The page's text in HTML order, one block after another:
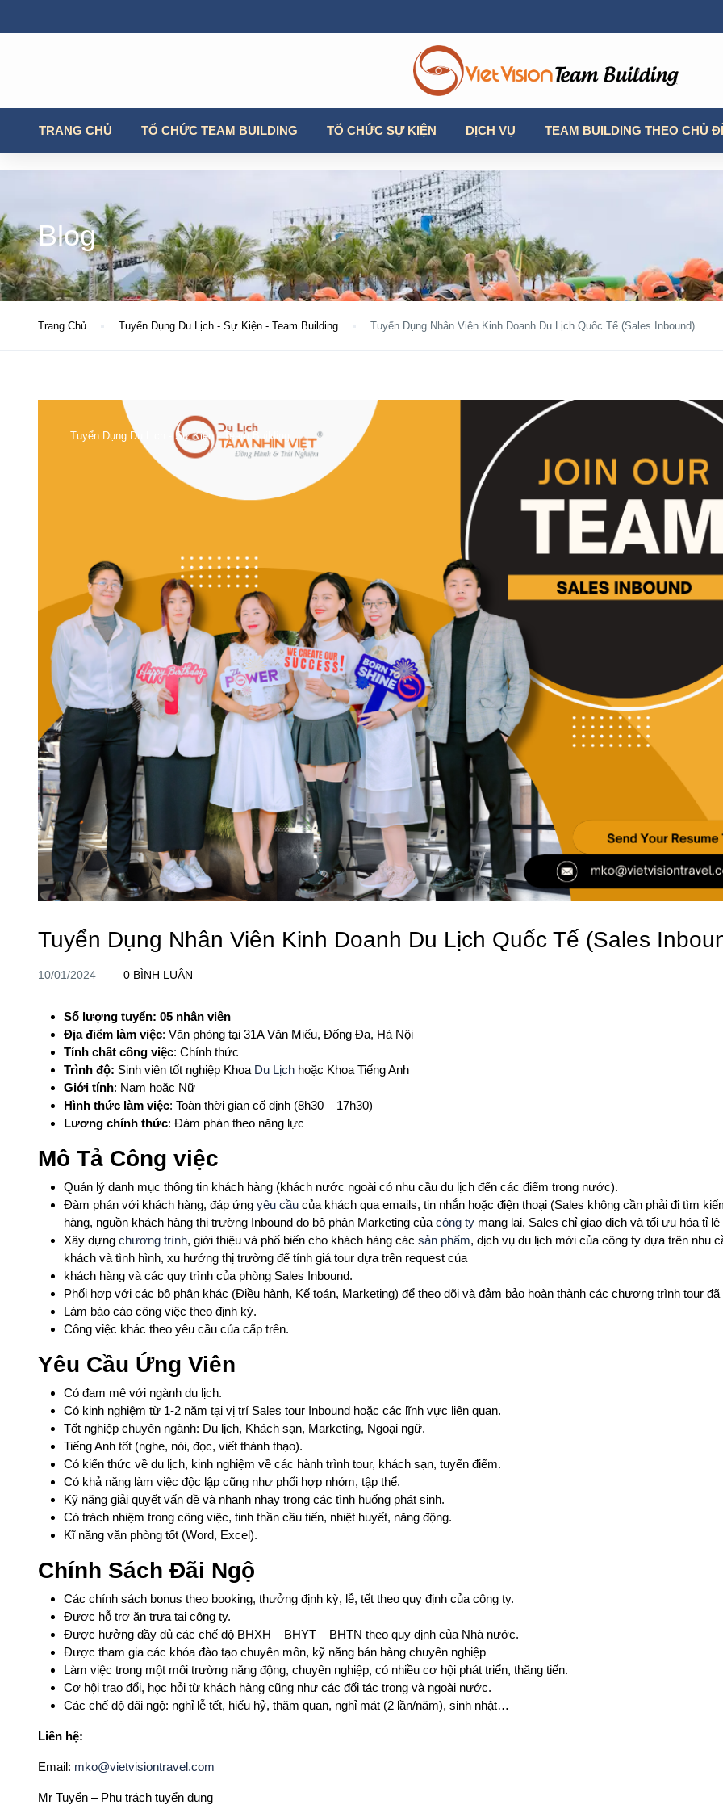
TRANG CHỦ TỔ CHỨC TEAM BUILDING TỔ CHỨC SỰ KIỆN DỊCH VỤ TEAM BUILDING THEO CHỦ
Blog
Trang Chủ Tuyển Dụng Du Lịch - Sự Kiện - Team Building Tuyển Dụng Nhân Viên Kinh Doanh Du Lịch Quốc Tế (Sales Inbound)
Tuyển Dụng Du Lịch - Sự Kiện - Team Building
Tuyển Dụng Nhân Viên Kinh Doanh Du Lịch Quốc Tế (Sales
10/01/2024 0 BÌNH LUẬN
Số lượng tuyển: 05 nhân viên
Địa điểm làm việc: Văn phòng tại 31A Văn Miếu, Đống Đa, Hà Nội
Tính chất công việc: Chính thức
Trình độ: Sinh viên tốt nghiệp Khoa Du Lịch hoặc Khoa Tiếng Anh
Giới tính: Nam hoặc Nữ
Hình thức làm việc: Toàn thời gian cố định (8h30 – 17h30)
Lương chính thức: Đàm phán theo năng lực
Mô Tả Công việc
Quản lý danh mục thông tin khách hàng (khách nước ngoài có nhu cầu du lịch đến các điểm trong nước).
Đàm phán với khách hàng, đáp ứng yêu cầu của khách qua emails, tin nhắn hoặc điện thoại (Sales không cần phải đi tìm
hàng, nguồn khách hàng thị trường Inbound do bộ phận Marketing của công ty mang lại, Sales chỉ giao dịch và tối ưu hóa tỉ
Xây dựng chương trình, giới thiệu và phổ biến cho khách hàng các sản phẩm, dịch vụ du lịch mới của công ty dựa trên nhu
khách và tình hình, xu hướng thị trường để tính giá tour dựa trên request của
khách hàng và các quy trình của phòng Sales Inbound.
Phối hợp với các bộ phận khác (Điều hành, Kế toán, Marketing) để theo dõi và đảm bảo hoàn thành các chương trình tour
Làm báo cáo công việc theo định kỳ.
Công việc khác theo yêu cầu của cấp trên.
Yêu Cầu Ứng Viên
Có đam mê với ngành du lịch.
Có kinh nghiệm từ 1-2 năm tại vị trí Sales tour Inbound hoặc các lĩnh vực liên quan.
Tốt nghiệp chuyên ngành: Du lịch, Khách sạn, Marketing, Ngoại ngữ.
Tiếng Anh tốt (nghe, nói, đọc, viết thành thạo).
Có kiến thức về du lịch, kinh nghiệm về các hành trình tour, khách sạn, tuyến điểm.
Có khả năng làm việc độc lập cũng như phối hợp nhóm, tập thể.
Kỹ năng giải quyết vấn đề và nhanh nhạy trong các tình huống phát sinh.
Có trách nhiệm trong công việc, tinh thần cầu tiến, nhiệt huyết, năng động.
Kĩ năng văn phòng tốt (Word, Excel).
Chính Sách Đãi Ngộ
Các chính sách bonus theo booking, thưởng định kỳ, lễ, tết theo quy định của công ty.
Được hỗ trợ ăn trưa tại công ty.
Được hưởng đầy đủ các chế độ BHXH – BHYT – BHTN theo quy định của Nhà nước.
Được tham gia các khóa đào tạo chuyên môn, kỹ năng bán hàng chuyên nghiệp
Làm việc trong một môi trường năng động, chuyên nghiệp, có nhiều cơ hội phát triển, thăng tiến.
Cơ hội trao đổi, học hỏi từ khách hàng cũng như các đối tác trong và ngoài nước.
Các chế độ đãi ngộ: nghỉ lễ tết, hiếu hỷ, thăm quan, nghỉ mát (2 lần/năm), sinh nhật…
Liên hệ:
Email: mko@vietvisiontravel.com
Mr Tuyển – Phụ trách tuyển dụng